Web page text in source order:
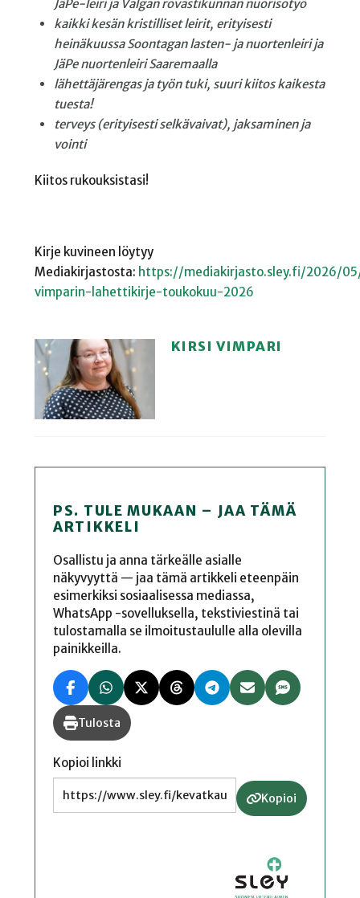
JäPe-leiri ja Valganrovastikunnan nuorisotyö
kaikki kesän kristilliset leirit, erityisesti
heinäkuussaSoontagan lasten- januortenleiri ja
JäPenuortenleiri Saaremaalla
lähettäjärengas ja työn tuki, suuri kiitos kaikesta
tuesta!
terveys (erityisestiselkävaivat), jaksaminen ja
vointi
Kiitos rukouksistasi!
Kirje kuvineen löytyy
Mediakirjastosta: https://mediakirjasto.sley.fi/2026/
vimparin-lahettikirje-toukokuu-2026
KIRSI VIMPARI
PS. TULE MUKAAN – JAA TÄMÄ
ARTIKKELI
Osallistu ja anna tärkeälle asialle
näkyvyyttä — jaa tämä artikkeli eteenpäin
esimerkiksi sosiaalisessa mediassa,
WhatsApp -sovelluksella, tekstiviestinä tai
tulostamalla se ilmoitustaululle alla olevilla
painikkeilla.
Tulosta
Kopioi linkki
Kopioi